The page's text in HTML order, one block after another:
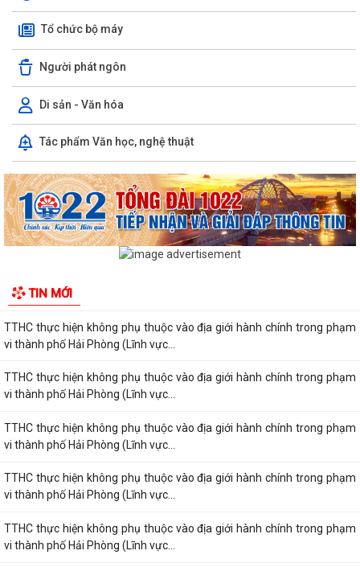
Tổ chức bộ máy
Người phát ngôn
Di sản - Văn hóa
Tác phẩm Văn học, nghệ thuật
TIN MỚI
KHAI MẠC TUẦN LỄ TÌNH NGUYỆN “HÀNH TRÌNH HẠNH PHÚC” NĂM
HỘI NGHỊ GIAO BAN UBND XÃ QUYẾT THẮNG: ĐÁNH GIÁ KẾT QUẢ
THỰC HIỆN NHIỆM VỤ THÁNG 7, TRIỂN KHAI...
Công bố thủ tục hành chính nội bộ được sửa đổi, bổ sung thuộc phạm
vi, chức năng quản lý của Sở Xây...
TTHC thực hiện không phụ thuộc vào địa giới hành chính trong phạm
vi thành phố Hải Phòng (Lĩnh vực...
vi thành phố Hải Phòng (Lĩnh vực...
TTHC thực hiện không phụ thuộc vào địa giới hành chính trong phạm
vi thành phố Hải Phòng (Lĩnh vực...
TTHC thực hiện không phụ thuộc vào địa giới hành chính trong phạm
vi thành phố Hải Phòng (Lĩnh vực...
TTHC thực hiện không phụ thuộc vào địa giới hành chính trong phạm
vi thành phố Hải Phòng (Lĩnh vực...
TTHC thực hiện không phụ thuộc vào địa giới hành chính trong phạm
vi thành phố Hải Phòng (Lĩnh vực...
TTHC thực hiện không phụ thuộc vào địa giới hành chính trong phạm
vi thành phố Hải Phòng (Lĩnh vực...